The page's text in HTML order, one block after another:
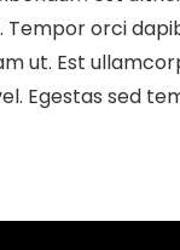
orci
ut. Est
Egestas sed